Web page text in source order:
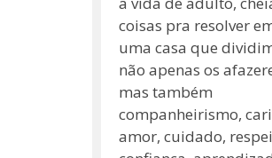
coisas pra resolver
uma casa que
não apenas os
mas também
companheirismo,
amor, cuidado,